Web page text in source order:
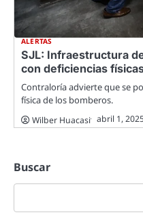
ALERTAS
SJL: Infraestructura
con deficiencias
Contraloría advierte que se
física de los bomberos.
Wilber Huacasi abril 1,
Buscar